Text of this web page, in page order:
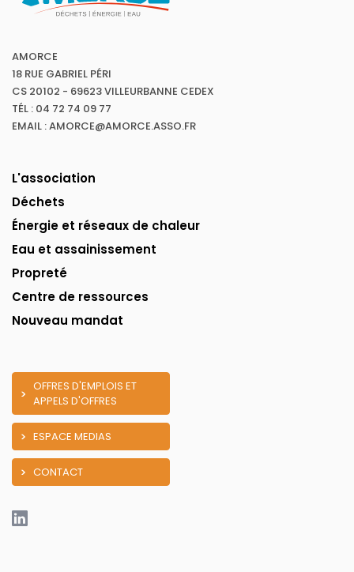
AMORCE
18 RUE GABRIEL PÉRI
CS 20102 - 69623 VILLEURBANNE CEDEX
TÉL : 04 72 74 09 77
EMAIL : AMORCE@AMORCE.ASSO.FR
L'association
Déchets
Énergie et réseaux de chaleur
Eau et assainissement
Propreté
Centre de ressources
Nouveau mandat
OFFRES D'EMPLOIS ET
APPELS D'OFFRES
ESPACE MEDIAS
CONTACT